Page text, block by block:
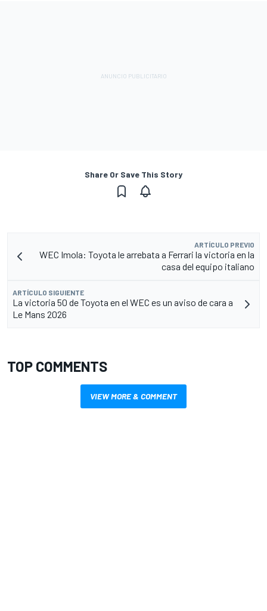
Share Or Save This Story
ARTÍCULO PREVIO
WEC Imola: Toyota le arrebata a Ferrari la victoria en la
casa del equipo italiano
ARTÍCULO SIGUIENTE
La victoria 50 de Toyota en el WEC es un aviso de cara a
Le Mans 2026
TOP COMMENTS
VIEW MORE & COMMENT